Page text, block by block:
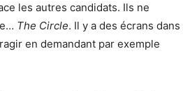
les autres candidats. Ils ne
The Circle. Il y a des écrans dans
en demandant par exemple